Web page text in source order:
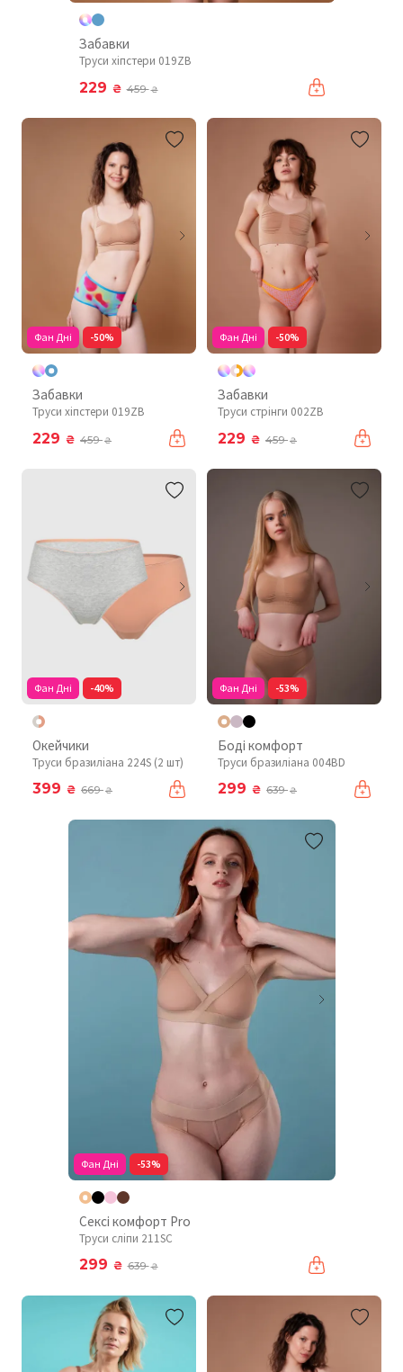
Забавки
Труси хіпстери 019ZB
229 ₴ 459₴
Фан Дні -50%
Забавки
Труси хіпстери 019ZB
229 ₴ 459₴
Фан Дні -50%
Забавки
Труси стрінги 002ZB
229 ₴ 459₴
Фан Дні -40%
Окейчики
Труси бразиліана 224S (2 шт)
399 ₴ 669₴
Фан Дні -53%
Боді комфорт
Труси бразиліана 004BD
299 ₴ 639₴
Фан Дні -53%
Сексі комфорт Pro
Труси сліпи 211SC
299 ₴ 639₴